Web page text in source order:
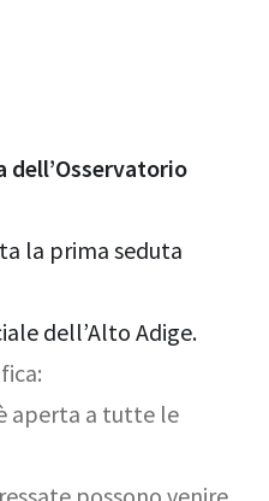
dell’Osservatorio
la prima seduta
dell’Alto Adige.
aperta a tutte le